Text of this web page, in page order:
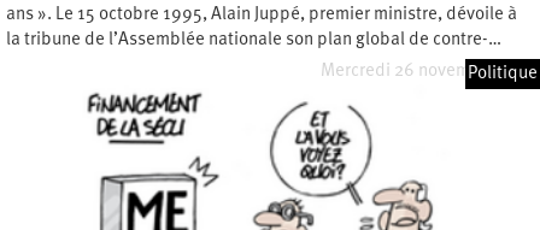
ans ». Le 15 octobre 1995, Alain Juppé, premier ministre, dévoile à
la tribune de l’Assemblée nationale son plan global de contre-…
Mercredi 26 novembre 2025
Politique